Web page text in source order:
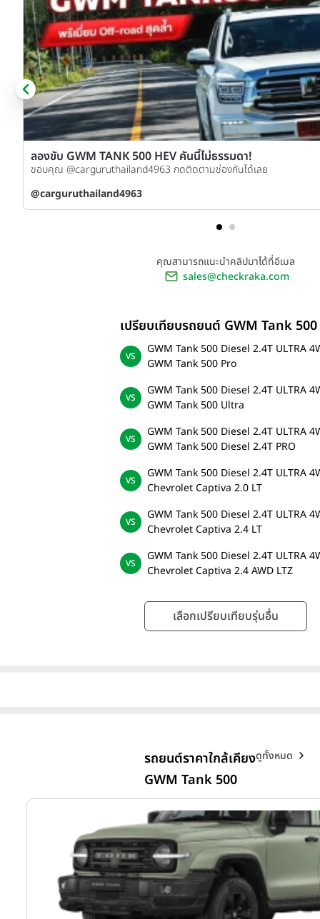
ลองขับ GWM TANK 500 HEV คันนี้ไม่ธรรมดา!
ขอบคุณ @carguruthailand4963 กดติดตามช่องกันได้เลย
@carguruthailand4963
คุณสามารถแนะนำคลิปมาได้ที่อีเมล
sales@checkraka.com
เปรียบเทียบรถยนต์ GWM Tank 500
GWM Tank 500 Diesel 2.4T ULTRA
GWM Tank 500 Pro
GWM Tank 500 Diesel 2.4T ULTRA
GWM Tank 500 Ultra
GWM Tank 500 Diesel 2.4T ULTRA
GWM Tank 500 Diesel 2.4T PRO
GWM Tank 500 Diesel 2.4T ULTRA
Chevrolet Captiva 2.0 LT
GWM Tank 500 Diesel 2.4T ULTRA
Chevrolet Captiva 2.4 LT
GWM Tank 500 Diesel 2.4T ULTRA
Chevrolet Captiva 2.4 AWD LTZ
เลือกเปรียบเทียบรุ่นอื่น
รถยนต์ราคาใกล้เคียง
GWM Tank 500
ดูทั้งหมด